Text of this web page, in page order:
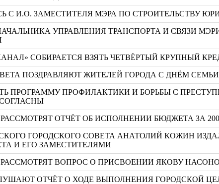
С И.О. ЗАМЕСТИТЕЛЯ МЭРА ПО СТРОИТЕЛЬСТВУ
УПРАВЛЕНИЯ ТРАНСПОРТА И СВЯЗИ
СОБИРАЕТСЯ ВЗЯТЬ ЧЕТВЁРТЫЙ КРУПНЫЙ
ПОЗДРАВЛЯЮТ ЖИТЕЛЕЙ ГОРОДА С ДНЁМ СЕМЬИ
ПРОГРАММУ ПРОФИЛАКТИКИ И БОРЬБЫ С
ОТЧЁТ ОБ ИСПОЛНЕНИИ БЮДЖЕТА ЗА
ГОРОДСКОГО СОВЕТА АНАТОЛИЙ КОЖИН
И ЕГО ЗАМЕСТИТЕЛЯМИ
ВОПРОС О ПРИСВОЕНИИ ЯКОВУ
ОТЧЁТ О ХОДЕ ВЫПОЛНЕНИЯ ГОРОДСКОЙ